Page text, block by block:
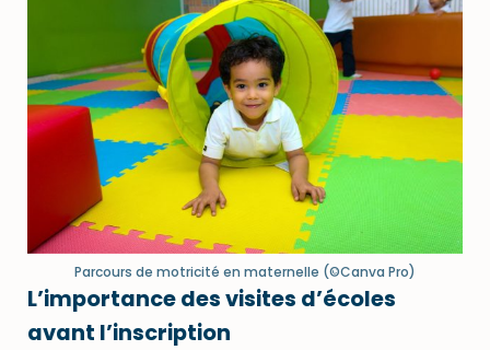
Parcours de motricité en maternelle (©Canva Pro)
L’importance des visites d’écoles
avant l’inscription